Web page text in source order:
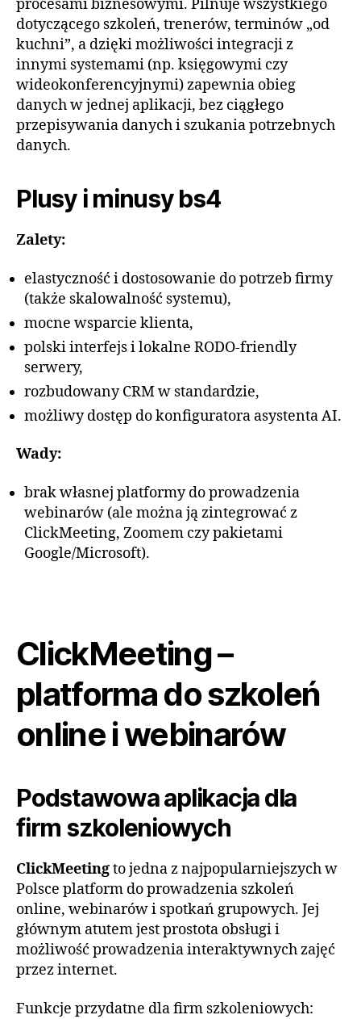
procesami biznesowymi. Pilnuje wszystkiego
dotyczącego szkoleń, trenerów, terminów „od
kuchni”, a dzięki możliwości integracji z
innymi systemami (np. księgowymi czy
wideokonferencyjnymi) zapewnia obieg
danych w jednej aplikacji, bez ciągłego
przepisywania danych i szukania potrzebnych
danych.
Plusy i minusy bs4
Zalety:
elastyczność i dostosowanie do potrzeb firmy
(także skalowalność systemu),
mocne wsparcie klienta,
polski interfejs i lokalne RODO-friendly
serwery,
rozbudowany CRM w standardzie,
możliwy dostęp do konfiguratora asystenta AI.
Wady:
brak własnej platformy do prowadzenia
webinarów (ale można ją zintegrować z
ClickMeeting, Zoomem czy pakietami
Google/Microsoft).
ClickMeeting –
platforma do szkoleń
online i webinarów
Podstawowa aplikacja dla
firm szkoleniowych
ClickMeetingto jedna z najpopularniejszych w
Polsce platform do prowadzenia szkoleń
online, webinarów i spotkań grupowych. Jej
głównym atutem jest prostota obsługi i
możliwość prowadzenia interaktywnych zajęć
przez internet.
Funkcje przydatne dla firm szkoleniowych: